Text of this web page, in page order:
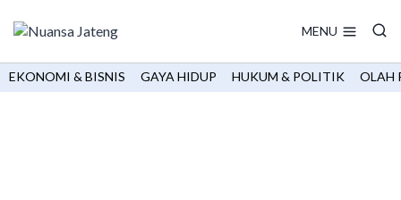
MENU
EKONOMI & BISNIS GAYA HIDUP HUKUM & POLITIK OLAH